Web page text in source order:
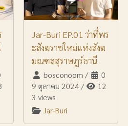
Jar-Buri EP.01 ว่าที่พร
ะสังฆราชใหม่แห่งสังฆ
มณฑลสุราษฎร์ธานี
bosconoom /
0
9 ตุลาคม 2024/
12
3 views
Jar-Buri